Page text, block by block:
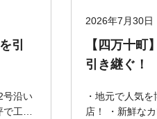
引
号沿い
で工場
2026年7月30日
【四万十町
引き継ぐ！
・地元で人気
店！ ・新鮮な